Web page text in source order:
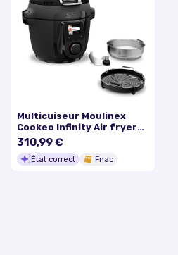
Multicuiseur Moulinex
Cookeo Infinity Air fryer
Multicuiseur avec pale de
mélange CE9828F0 Noir
310,99 €
État correct Fnac